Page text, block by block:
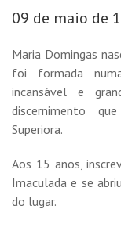
09 de maio de
Maria Domingas
foi formada
incansável e
discernimento
Superiora.
Aos 15 anos,
Imaculada e se
do lugar.